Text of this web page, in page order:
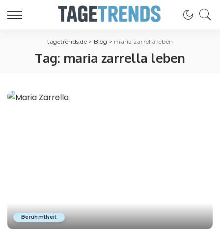
tagetrends.de> Blog > maria zarrella leben
Tag: maria zarrella leben
Berühmtheit